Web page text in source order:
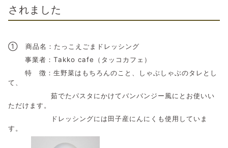
されました
① 商品名：たっこえごまドレッシング
事業者：Takko cafe（タッコカフェ）
特 徴：生野菜はもちろんのこと、しゃぶしゃぶのタレとし
て、
茹でたパスタにかけてバンバンジー風にとお使いい
ただけます。
ドレッシングには田子産にんにくも使用していま
す。